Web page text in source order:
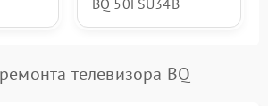
BQ 50FSU34B
телевизора BQ